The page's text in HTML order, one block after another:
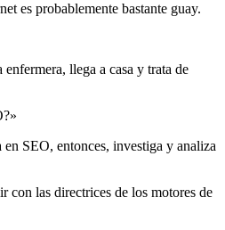
es probablemente bastante guay.
llega a casa y trata de
SEO, entonces, investiga y analiza
con las directrices de los motores de